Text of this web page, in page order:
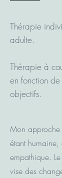
Thérapie
adulte.
Thérapie à
en fonction
objectifs.
Mon approche
étant
empathique.
vise des